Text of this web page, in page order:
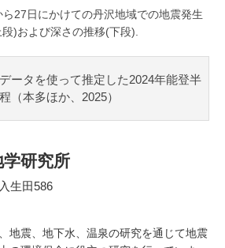
27日にかけての丹沢地域での地震発生
)および深さの推移(下段).
ータを使って推定した2024年能登半
（本多ほか、2025）
研究所
生田586
地震、地下水、温泉の研究を通じて地震